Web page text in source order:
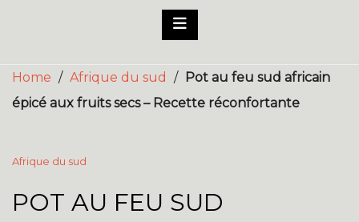
Home / Afrique du sud /
Pot au feu sud africain
épicé aux fruits secs – Recette réconfortante
Afrique du sud
POT AU FEU SUD